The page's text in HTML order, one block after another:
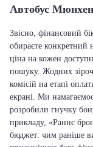
Автобус
Звісно, фінансовий
обираєте конкретний
ціна на кожен
пошуку. Жодних
комісій на етапі
екрані. Ми
розробили гнучку
прикладу, «Раннє
бюджет: чим раніше